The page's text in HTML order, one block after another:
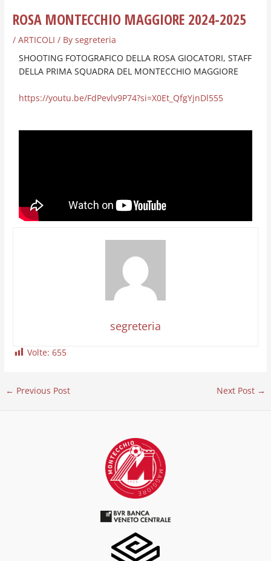
ROSA MONTECCHIO MAGGIORE 2024-2025
/ARTICOLI / Bysegreteria
SHOOTING FOTOGRAFICO DELLA ROSA GIOCATORI, STAFF
DELLA PRIMA SQUADRA DEL MONTECCHIO MAGGIORE
https://youtu.be/FdPevlv9P74?si=X0Et_QfgYjnDl555
segreteria
Volte: 655
← Previous Post Next Post →